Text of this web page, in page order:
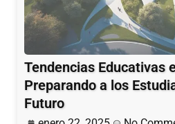
Tendencias Educativas
Preparando a los
Futuro